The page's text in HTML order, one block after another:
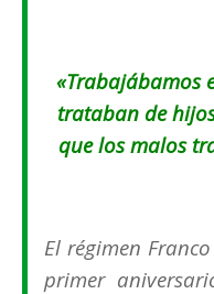
«Trabajábamos
trataban de
que los malos
El régimen
primer